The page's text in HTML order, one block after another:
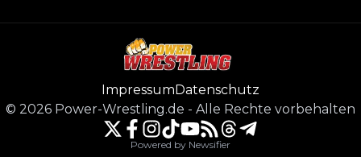
ImpressumDatenschutz
© 2026 Power-Wrestling.de - Alle Rechte vorbehalten
Powered by Newsifier